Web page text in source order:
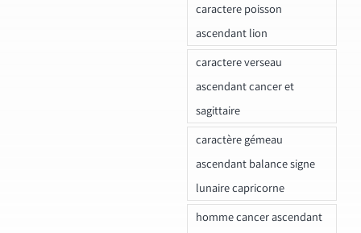
caractere poisson
ascendant lion
caractere verseau
ascendant cancer et
sagittaire
caractère gémeau
ascendant balance signe
lunaire capricorne
homme cancer ascendant